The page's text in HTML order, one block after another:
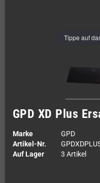
Tippe auf
GPD XD Plus
Marke
GPD
Artikel-Nr.
Auf Lager
3 Artikel